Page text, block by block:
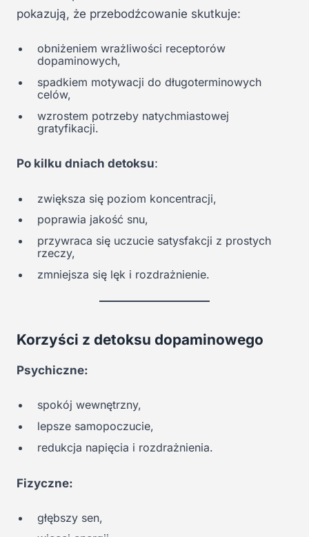
pokazują, że przebodźcowanie skutkuje:
obniżeniem wrażliwości receptorów
dopaminowych,
spadkiem motywacji do długoterminowych
celów,
wzrostem potrzeby natychmiastowej
gratyfikacji.
Po kilku dniach detoksu:
zwiększa się poziom koncentracji,
poprawia jakość snu,
przywraca się uczucie satysfakcji z prostych
rzeczy,
zmniejsza się lęk i rozdrażnienie.
Korzyści z detoksu dopaminowego
Psychiczne:
spokój wewnętrzny,
lepsze samopoczucie,
redukcja napięcia i rozdrażnienia.
Fizyczne:
głębszy sen,